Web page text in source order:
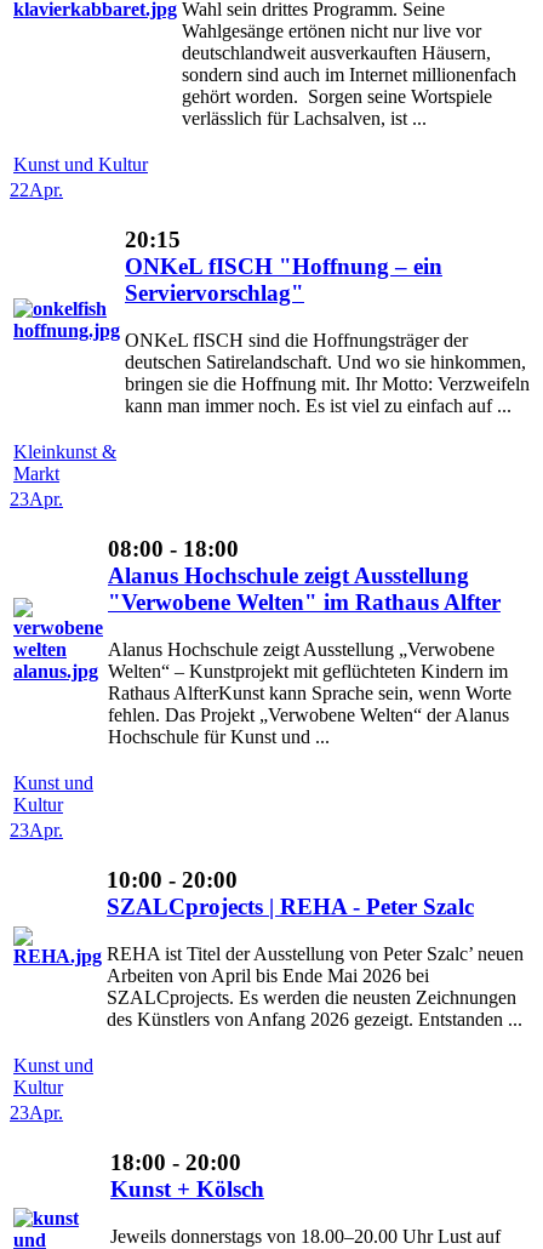
Wahl sein drittes Programm. Seine
Wahlgesänge ertönen nicht nur live vor
deutschlandweit ausverkauften Häusern,
sondern sind auch im Internet millionenfach
gehört worden. Sorgen seine Wortspiele
verlässlich für Lachsalven, ist ...
Kunst und Kultur
22Apr.
20:15
ONKeL fISCH "Hoffnung – ein
Serviervorschlag"
ONKeL fISCH sind die Hoffnungsträger der
deutschen Satirelandschaft. Und wo sie hinkommen,
bringen sie die Hoffnung mit. Ihr Motto: Verzweifeln
kann man immer noch. Es ist viel zu einfach auf ...
Kleinkunst &
Markt
23Apr.
08:00 - 18:00
Alanus Hochschule zeigt Ausstellung
"Verwobene Welten" im Rathaus Alfter
Alanus Hochschule zeigt Ausstellung „Verwobene
Welten“ – Kunstprojekt mit geflüchteten Kindern im
Rathaus AlfterKunst kann Sprache sein, wenn Worte
fehlen. Das Projekt „Verwobene Welten“ der Alanus
Hochschule für Kunst und ...
Kunst und
Kultur
23Apr.
10:00 - 20:00
SZALCprojects | REHA - Peter Szalc
REHA ist Titel der Ausstellung von Peter Szalc’ neuen
Arbeiten von April bis Ende Mai 2026 bei
SZALCprojects. Es werden die neusten Zeichnungen
des Künstlers von Anfang 2026 gezeigt. Entstanden ...
Kunst und
Kultur
23Apr.
18:00 - 20:00
Kunst + Kölsch
Jeweils donnerstags von 18.00–20.00 Uhr Lust auf